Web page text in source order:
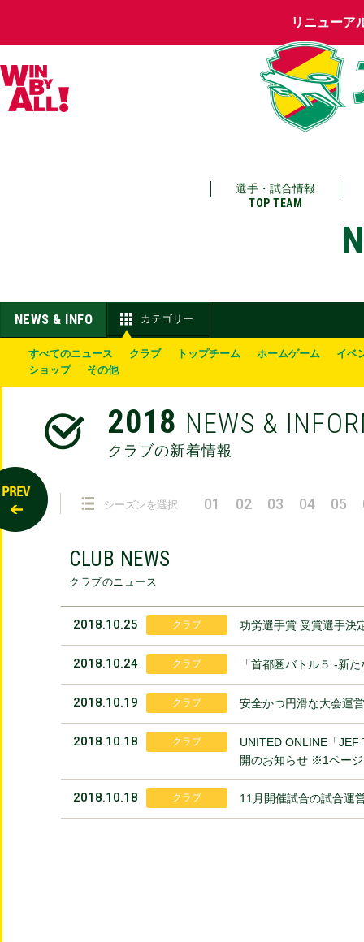
リニューア
選手・試合情報
TOP TEAM
NEWS & INFO カテゴリー
すべてのニュース クラブ トップチーム ホームゲーム
イベ
ショップ
その他
2018 NEWS &
クラブの新着情報
シーズンを選択 01 02 03 04 05
CLUB NEWS
クラブのニュース
2018.10.25 クラブ 功労選手賞 受賞選手決
2018.10.24 クラブ 「首都圏バトル５ -新
2018.10.19 クラブ 安全かつ円滑な大会運
2018.10.18 クラブ
UNITED ONLINE「
開のお知らせ ※1ペー
2018.10.18 クラブ 11月開催試合の試合運